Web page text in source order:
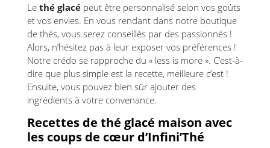
Le thé glacépeut être personnalisé selon vos goûts
et vos envies. En vous rendant dans notre boutique
de thés, vous serez conseillés par des passionnés !
Alors, n’hésitez pas à leur exposer vos préférences !
Notre crédo se rapproche du « less is more ». C’est-à-
dire que plus simple est la recette, meilleure c’est !
Ensuite, vous pouvez bien sûr ajouter des
ingrédients à votre convenance.
Recettes de thé glacé maison avec
les coups de cœur d’Infini’Thé